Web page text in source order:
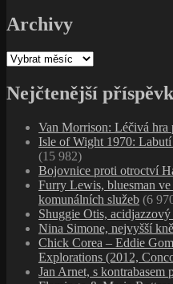
Archivy
Archivy
Nejčtenější
Van Morrison: Léčivá hra
Isle of Wight 1970:
(15 982)
Bojovnice proti otroctví
Furry Lewis, bluesman
komunálních služeb (6
Shuggie Otis,
Nina Simone, nejvyšší
Chick Corea – Eddie
Explorations (2012,
Jan Arnet, s kontrabasem